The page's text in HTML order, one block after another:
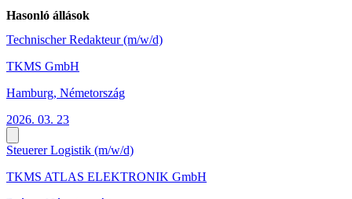
Hasonló állások
Technischer Redakteur (m/w/d)
TKMS GmbH
Hamburg, Németország
2026. 03. 23
Steuerer Logistik (m/w/d)
TKMS ATLAS ELEKTRONIK GmbH